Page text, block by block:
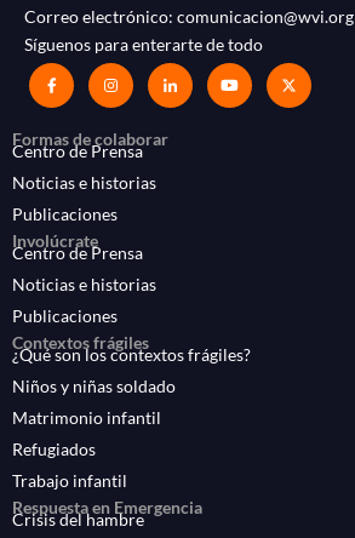
Correo electrónico: comunicacion@wvi.org
Síguenos para enterarte de todo
Formas de colaborar
Centro de Prensa
Noticias e historias
Publicaciones
Involúcrate
Centro de Prensa
Noticias e historias
Publicaciones
Contextos frágiles
¿Qué son los contextos frágiles?
Niños y niñas soldado
Matrimonio infantil
Refugiados
Trabajo infantil
Respuesta en Emergencia
Crisis del hambre